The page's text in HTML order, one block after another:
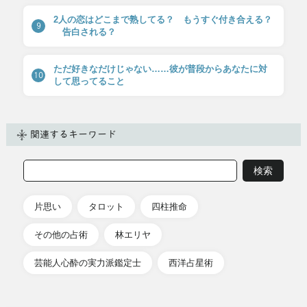
9
2人の恋はどこまで熟してる？ もうすぐ付き合える？
告白される？
10
ただ好きなだけじゃない……彼が普段からあなたに対
して思ってること
関連するキーワード
片思い タロット 四柱推命
その他の占術 林エリヤ
芸能人心酔の実力派鑑定士 西洋占星術